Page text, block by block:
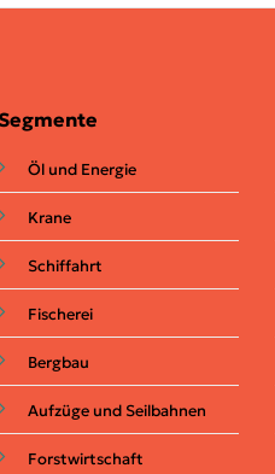
Segmente
Öl und Energie
Krane
Schiffahrt
Fischerei
Bergbau
Aufzüge und Seilbahnen
Forstwirtschaft